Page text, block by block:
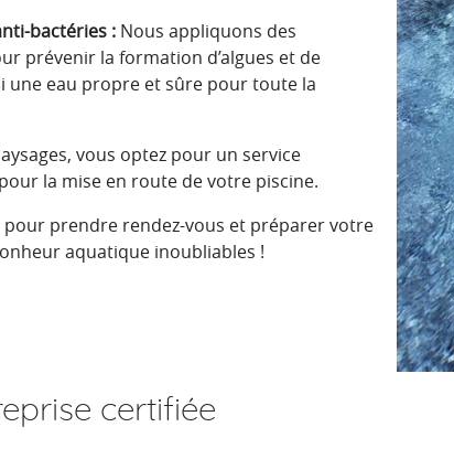
bactéries : Nous appliquons des
prévenir la formation d’algues et de
une eau propre et sûre pour toute la
vous optez pour un service
la mise en route de votre piscine.
pour prendre rendez-vous et préparer votre
aquatique inoubliables !
certifiée